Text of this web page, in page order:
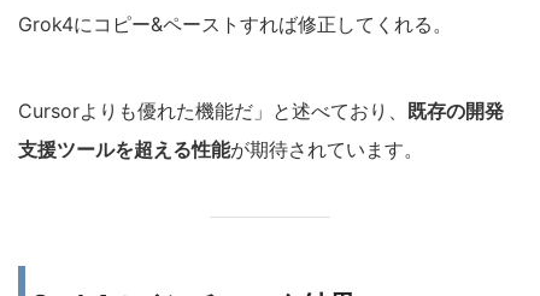
Grok4にコピー&ペーストすれば修正してくれる。
Cursorよりも優れた機能だ」と述べており、 既存の開発
支援ツールを超える性能が期待されています。